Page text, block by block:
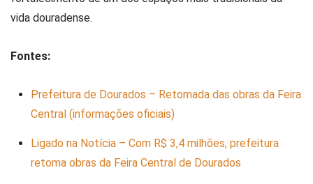
vida douradense.
Fontes:
Prefeitura de Dourados – Retomada das obras da Feira
Central (informações oficiais)
Ligado na Notícia – Com R$ 3,4 milhões, prefeitura
retoma obras da Feira Central de Dourados